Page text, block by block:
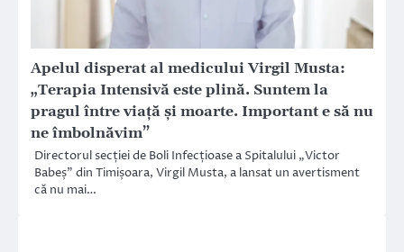
Apelul disperat al medicului Virgil Musta:
„Terapia Intensivă este plină. Suntem la
pragul între viață și moarte. Important e să nu
ne îmbolnăvim”
Directorul secției de Boli Infecțioase a Spitalului „Victor
Babeș” din Timișoara, Virgil Musta, a lansat un avertisment
că nu mai…